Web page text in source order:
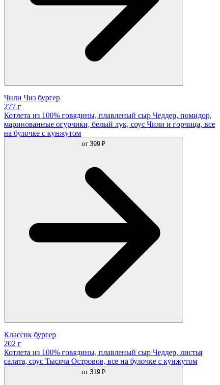
Чили Чиз бургер
277 г
Котлета из 100% говядины, плавленый сыр Чеддер, помидор,
маринованные огурчики, белый лук, соус Чили и горчица, все
на булочке с кунжутом
от 399 ₽
Классик бургер
202 г
Котлета из 100% говядины, плавленый сыр Чеддер, листья
салата, соус Тысяча Островов, все на булочке с кунжутом
от 319 ₽